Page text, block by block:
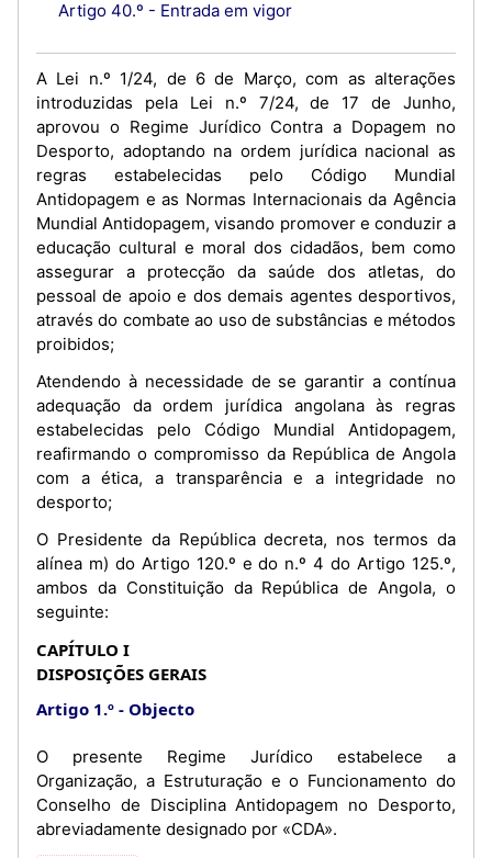
Artigo 40.º - Entrada em vigor
A Lei n.º 1/24, de 6 de Março, com as alterações
introduzidas pela Lei n.º 7/24, de 17 de Junho,
aprovou o Regime Jurídico Contra a Dopagem no
Desporto, adoptando na ordem jurídica nacional as
regras estabelecidas pelo Código Mundial
Antidopagem e as Normas Internacionais da Agência
Mundial Antidopagem, visando promover e conduzir a
educação cultural e moral dos cidadãos, bem como
assegurar a protecção da saúde dos atletas, do
pessoal de apoio e dos demais agentes desportivos,
através do combate ao uso de substâncias e métodos
proibidos;
Atendendo à necessidade de se garantir a contínua
adequação da ordem jurídica angolana às regras
estabelecidas pelo Código Mundial Antidopagem,
reafirmando o compromisso da República de Angola
com a ética, a transparência e a integridade no
desporto;
O Presidente da República decreta, nos termos da
alínea m) do Artigo 120.º e do n.º 4 do Artigo 125.º,
ambos da Constituição da República de Angola, o
seguinte:
CAPÍTULO I
DISPOSIÇÕES GERAIS
Artigo 1.º
Objecto
O presente Regime Jurídico estabelece a
Organização, a Estruturação e o Funcionamento do
Conselho de Disciplina Antidopagem no Desporto,
abreviadamente designado por «CDA».